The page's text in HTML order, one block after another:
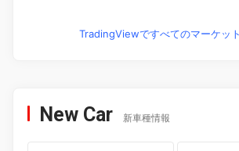
TradingViewですべてのマーケッ
New Car 新車種情報